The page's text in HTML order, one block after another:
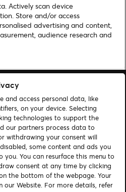
aus Comedy, Konzerten, Musicals
Kontakt
Tickets
Actively scan device
Store and/or access
advertising and content,
audience research and
and access personal data, like
on your device. Selecting
technologies to support the
our partners process data to
withdrawing your consent will
some content and ads you
You can resurface this menu to
consent at any time by clicking
the bottom of the webpage. Your
our Website. For more details, refer